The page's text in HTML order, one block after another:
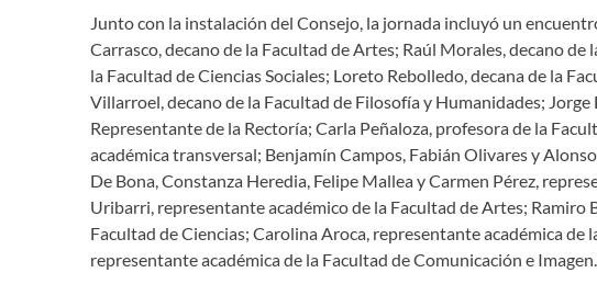
Junto con la instalación del Consejo, la jornada incluyó un
Carrasco, decano de la Facultad de Artes; Raúl Morales, decano de
la Facultad de Ciencias Sociales; Loreto Rebolledo, decana de la
Villarroel, decano de la Facultad de Filosofía y Humanidades;
Representante de la Rectoría; Carla Peñaloza, profesora de la
académica transversal; Benjamín Campos, Fabián Olivares y
De Bona, Constanza Heredia, Felipe Mallea y Carmen Pérez,
Uribarri, representante académico de la Facultad de Artes; Ramiro
Facultad de Ciencias; Carolina Aroca, representante académica de
representante académica de la Facultad de Comunicación e Imagen.